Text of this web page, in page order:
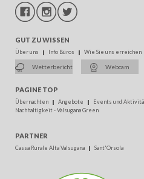
GUT ZU WISSEN
Über uns Info Büros Wie Sie uns erreichen
Wetterbericht Webcam
PAGINE TOP
Übernachten Angebote Events und
Nachhaltigkeit - Valsugana Green
PARTNER
Cassa Rurale Alta Valsugana Sant'Orsola